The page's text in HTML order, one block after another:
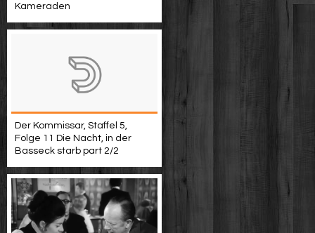
Kameraden
Der Kommissar, Staffel 5,
Folge 11 Die Nacht, in der
Basseck starb part 2/2